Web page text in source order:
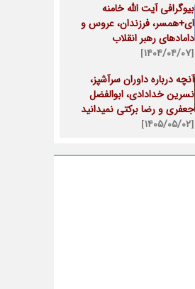
بیوگرافی آیت الله خامنه
ای+همسر، فرزندان، عروس و
دامادهای رهبر انقلاب
[۱۴۰۴/۰۴/۰۷]
آنچه درباره داوران سرآشپز،
نسرین خدادادی، ابوالفضل
جعفری و رضا برکتی نمیدانید
[۱۴۰۵/۰۵/۰۲]